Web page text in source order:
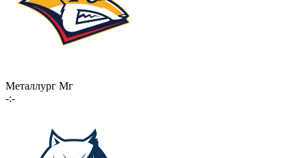
Металлург Мг
-:-